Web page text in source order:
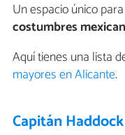
Un espacio único
costumbres
Aquí tienes una lista
mayores en Alicante.
Capitán Haddock